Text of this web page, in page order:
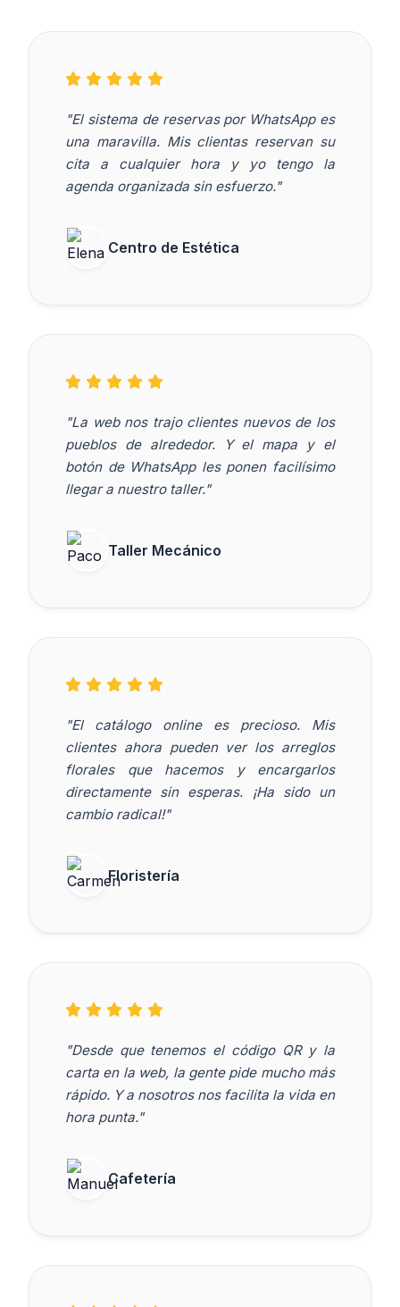
"El sistema de reservas por WhatsApp es
una maravilla. Mis clientas reservan su
cita a cualquier hora y yo tengo la
agenda organizada sin esfuerzo."
Centro de Estética
"La web nos trajo clientes nuevos de los
pueblos de alrededor. Y el mapa y el
botón de WhatsApp les ponen facilísimo
llegar a nuestro taller."
Taller Mecánico
"El catálogo online es precioso. Mis
clientes ahora pueden ver los arreglos
florales que hacemos y encargarlos
directamente sin esperas. ¡Ha sido un
cambio radical!"
Floristería
"Desde que tenemos el código QR y la
carta en la web, la gente pide mucho más
rápido. Y a nosotros nos facilita la vida en
hora punta."
Cafetería